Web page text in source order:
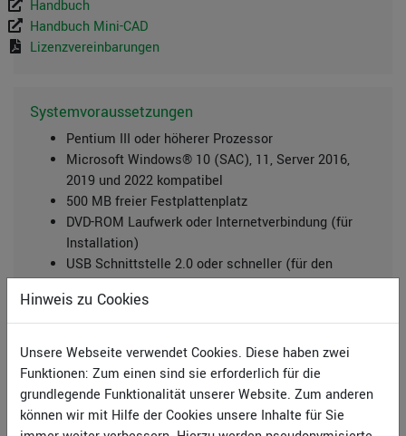
Handbuch
Handbuch Mini-CAD
Lizenzvereinbarungen
Systemvoraussetzungen
Pentium III oder höherer Prozessor
Microsoft Windows® 10 (SAC), 11, Server 2016,
2019 und 2022 kompatibel
500 MB freier Festplattenplatz
DVD-ROM Laufwerk oder Internetverbindung (für
Installation)
USB Schnittstelle 2.0 oder schneller (für den
CmAct Lizenzen NICHT auf virtuellen Computern
Seminare
In der Civilserve Academy bieten wir einzigartige
Hinweis zu Cookies
Unsere Webseite verwendet Cookies. Diese haben zwei
Funktionen: Zum einen sind sie erforderlich für die
grundlegende Funktionalität unserer Website. Zum anderen
können wir mit Hilfe der Cookies unsere Inhalte für Sie